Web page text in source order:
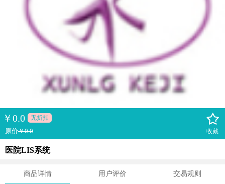
￥0.0 无折扣
原价￥0.0 收藏
医院LIS系统
商品详情 用户评价 交易规则